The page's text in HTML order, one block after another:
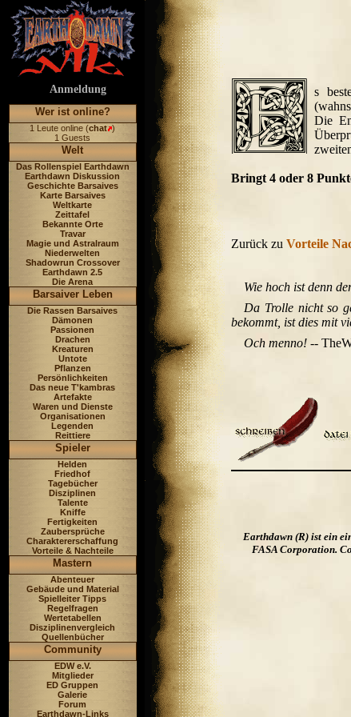
Anmeldung
Wer ist online?
1 Leute online (chat )
1 Guests
Welt
Das Rollenspiel Earthdawn
Earthdawn Diskussion
Geschichte Barsaives
Karte Barsaives
Weltkarte
Zeittafel
Bekannte Orte
Travar
Magie und Astralraum
Niederwelten
Shadowrun Crossover
Earthdawn 2.5
Die Arena
Barsaiver Leben
Die Rassen Barsaives
Dämonen
Passionen
Drachen
Kreaturen
Untote
Pflanzen
Persönlichkeiten
Das neue T'kambras
Artefakte
Waren und Dienste
Organisationen
Legenden
Reittiere
Spieler
Helden
Friedhof
Tagebücher
Disziplinen
Talente
Kniffe
Fertigkeiten
Zaubersprüche
Charaktererschaffung
Vorteile & Nachteile
Mastern
Abenteuer
Gebäude und Material
Spielleiter Tipps
Regelfragen
Wertetabellen
Disziplinenvergleich
Quellenbücher
Community
EDW e.V.
Mitglieder
ED Gruppen
Galerie
Forum
Earthdawn-Links
s
Die
Bringt 4 oder 8
Zurück zu Vorteile
Wie hoch ist denn
Da Trolle nicht so
bekommt, ist dies mit
Och menno! --
Earthdawn (R) ist ein
FASA Corporation.